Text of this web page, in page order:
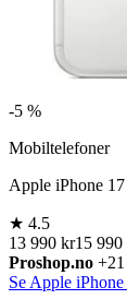
-5 %
Mobiltelefoner
Apple iPhone
★ 4.5
13 990 kr15 990
Proshop.no
Se Apple